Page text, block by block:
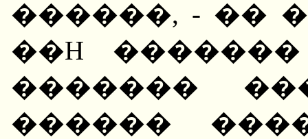
������, - ��
��H
�������
������